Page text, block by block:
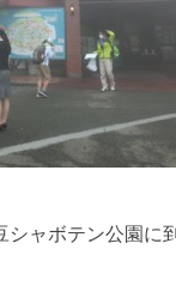
ャボテン公園に